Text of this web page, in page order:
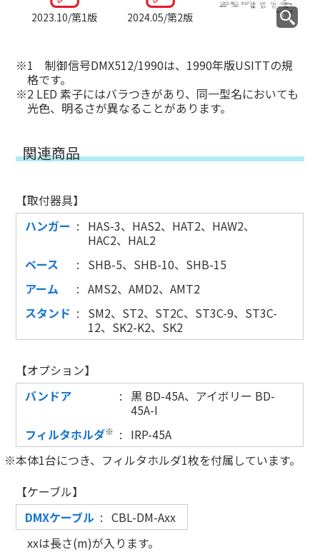
2023.10/第1版 2024.05/第2版
1 制御信号DMX512/1990は、1990年版USITTの規
格です。
2 LED 素子にはバラつきがあり、同一型名においても
光色、明るさが異なることがあります。
関連商品
【取付器具】
ハンガー
HAS-3、HAS2、HAT2、HAW2、
HAC2、HAL2
ベース
SHB-5、SHB-10、SHB-15
アーム
AMS2、AMD2、AMT2
スタンド
SM2、ST2、ST2C、ST3C-9、ST3C-
12、SK2-K2、SK2
【オプション】
バンドア
黒 BD-45A、アイボリー BD-
45A-I
フィルタホルダ※
IRP-45A
本体1台につき、フィルタホルダ1枚を付属しています。
【ケーブル】
DMXケーブル
CBL-DM-Axx
xxは長さ(m)が入ります。